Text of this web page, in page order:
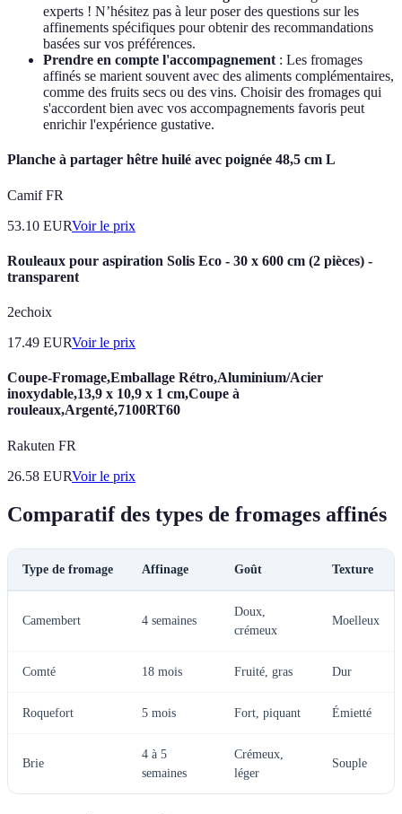
experts ! N’hésitez pas à leur poser des questions sur les
affinements spécifiques pour obtenir des recommandations
basées sur vos préférences.
Prendre en compte l'accompagnement : Les fromages
affinés se marient souvent avec des aliments complémentaires,
comme des fruits secs ou des vins. Choisir des fromages qui
s'accordent bien avec vos accompagnements favoris peut
enrichir l'expérience gustative.
Planche à partager hêtre huilé avec poignée 48,5 cm L
Camif FR
53.10 EURVoir le prix
Rouleaux pour aspiration Solis Eco - 30 x 600 cm (2 pièces) -
transparent
2echoix
17.49 EURVoir le prix
Coupe-Fromage,Emballage Rétro,Aluminium/Acier
inoxydable,13,9 x 10,9 x 1 cm,Coupe à
rouleaux,Argenté,7100RT60
Rakuten FR
26.58 EURVoir le prix
Comparatif des types de fromages affinés
Type de fromage Affinage Goût Texture
Camembert 4 semaines
Doux,
crémeux
Moelleux
Comté 18 mois Fruité, gras Dur
Roquefort 5 mois Fort, piquant Émietté
Brie
4 à 5
semaines
Crémeux,
léger
Souple